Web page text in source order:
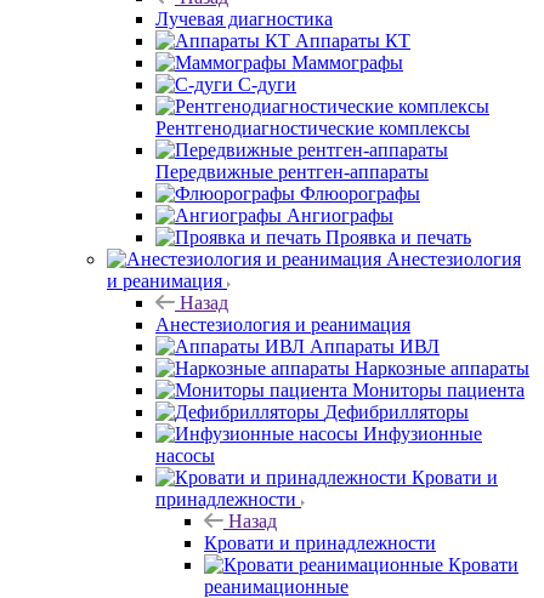
Лучевая диагностика
Аппараты КТ
Маммографы
С-дуги
Рентгенодиагностические комплексы
Передвижные рентген-аппараты
Флюорографы
Ангиографы
Проявка и печать
Анестезиология
и реанимация
Назад
Анестезиология и реанимация
Аппараты ИВЛ
Наркозные аппараты
Мониторы пациента
Дефибрилляторы
Инфузионные
насосы
Кровати и
принадлежности
Назад
Кровати и принадлежности
Кровати
реанимационные